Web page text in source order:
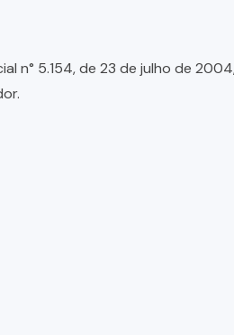
5.154, de 23 de julho de 2004,